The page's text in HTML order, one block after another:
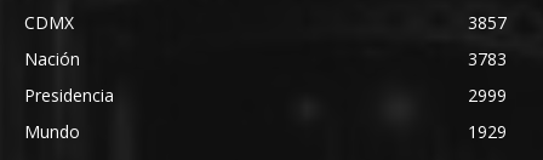
CDMX
3857
Nación
3783
Presidencia
2999
Mundo
1929